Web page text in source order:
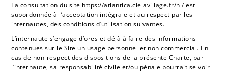
La consultation du site https://atlantica.cielavillage.fr/nl/est
subordonnée à l’acceptation intégrale et au respect par les
internautes, des conditions d’utilisation suivantes.
L’internaute s’engage d’ores et déjà à faire des informations
contenues sur le Site un usage personnel et non commercial. En
cas de non-respect des dispositions de la présente Charte, par
l’internaute, sa responsabilité civile et/ou pénale pourrait se voir